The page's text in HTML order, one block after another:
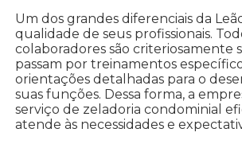
Um dos grandes diferenciais da
qualidade de seus profissionais.
colaboradores são criteriosamente
passam por treinamentos
orientações detalhadas para o
suas funções. Dessa forma, a
serviço de zeladoria condominial
atende às necessidades e